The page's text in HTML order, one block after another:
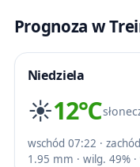
Prognoza w
Niedziela
☀️12℃
wschód 07:22 ·
1.95 mm · wilg. 49%